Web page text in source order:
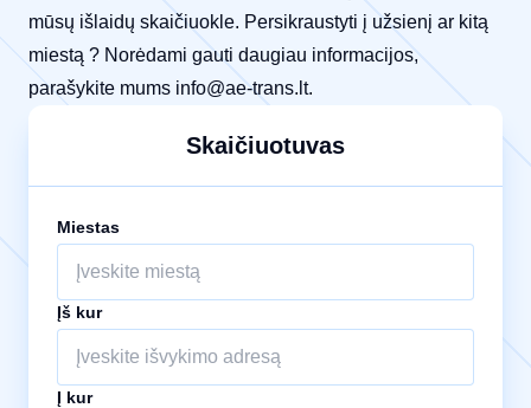
mūsų išlaidų skaičiuokle. Persikraustyti į užsienį ar kitą
miestą ? Norėdami gauti daugiau informacijos,
parašykite mums info@ae-trans.lt.
Skaičiuotuvas
Miestas
Įš kur
Į kur